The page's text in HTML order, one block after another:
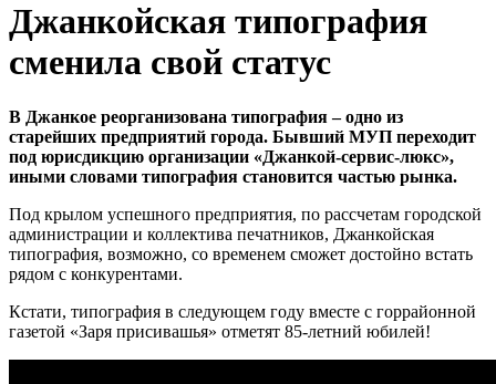
Джанкойская типография
сменила свой статус
В Джанкое реорганизована типография – одно из
старейших предприятий города. Бывший МУП переходит
под юрисдикцию организации «Джанкой-сервис-люкс»,
иными словами типография становится частью рынка.
Под крылом успешного предприятия, по рассчетам городской
администрации и коллектива печатников, Джанкойская
типография, возможно, со временем сможет достойно встать
рядом с конкурентами.
Кстати, типография в следующем году вместе с горрайонной
газетой «Заря присивашья» отметят 85-летний юбилей!